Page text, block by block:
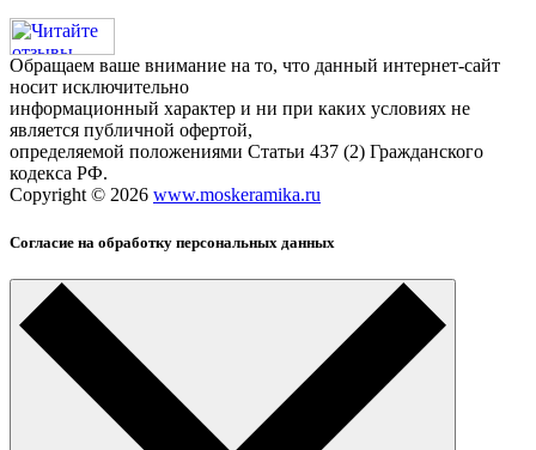
Обращаем ваше внимание на то, что данный интернет-сайт
носит исключительно
информационный характер и ни при каких условиях не
является публичной офертой,
определяемой положениями Статьи 437 (2) Гражданского
кодекса РФ.
Copyright © 2026 www.moskeramika.ru
Согласие на обработку персональных данных